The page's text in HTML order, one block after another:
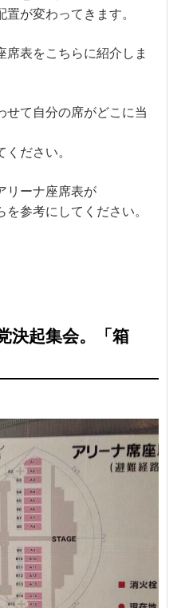
が変わってきます。
席表をこちらに紹介しま
せて自分の席がどこに当
ださい。
リーナ座席表が
参考にしてください。
起集会。「箱